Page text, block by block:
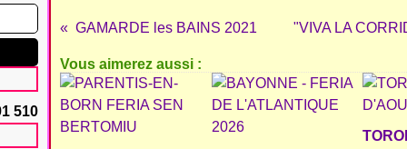
510
GAMARDE les BAINS 2021 "VIVA LA
Vous aimerez aussi :